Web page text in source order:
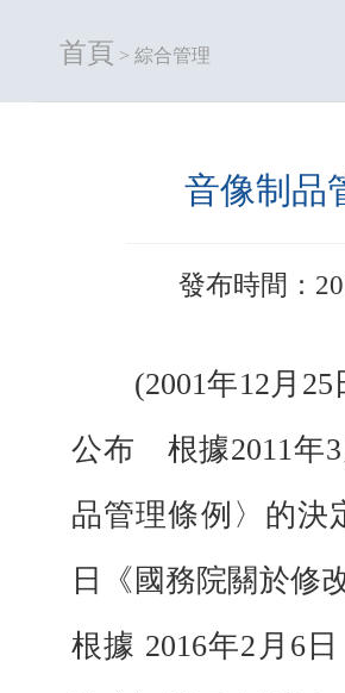
首頁 > 綜合管理
音像制品
發布時間：
(2001年12月25
公布 根據2011年3
品管理條例〉的決
日《國務院關於修
根據 2016年2月6